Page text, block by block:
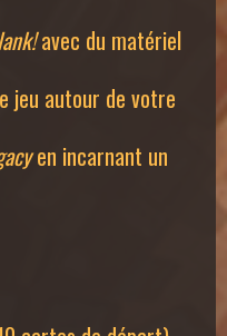
avec du matériel
jeu autour de votre
en incarnant un